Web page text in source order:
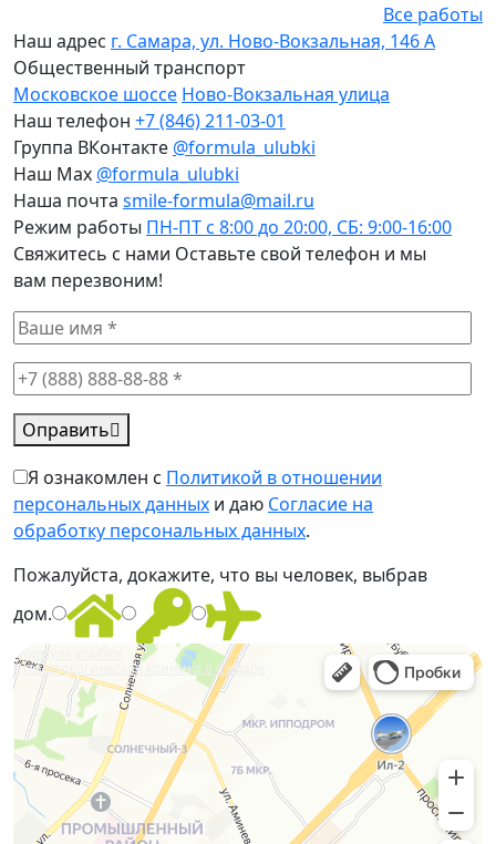
Все работы
Наш адрес г. Самара, ул. Ново-Вокзальная, 146 А
Общественный транспорт
Московское шоссе Ново-Вокзальная улица
Наш телефон +7 (846) 211-03-01
Группа ВКонтакте @formula_ulubki
Наш Max @formula_ulubki
Наша почта smile-formula@mail.ru
Режим работы ПН-ПТ с 8:00 до 20:00, СБ: 9:00-16:00
Cвяжитесь с нами Оставьте свой телефон и мы
вам перезвоним!
Оправить
Я ознакомлен с Политикой в отношении
персональных данных и даю Согласие на
обработку персональных данных.
Пожалуйста, докажите, что вы человек, выбрав
дом.
Формула улыбки
Стоматологическая клиника в Самаре